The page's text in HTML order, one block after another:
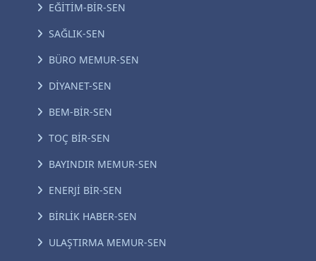
EĞİTİM-BİR-SEN
SAĞLIK-SEN
BÜRO MEMUR-SEN
DİYANET-SEN
BEM-BİR-SEN
TOÇ BİR-SEN
BAYINDIR MEMUR-SEN
ENERJİ BİR-SEN
BİRLİK HABER-SEN
ULAŞTIRMA MEMUR-SEN